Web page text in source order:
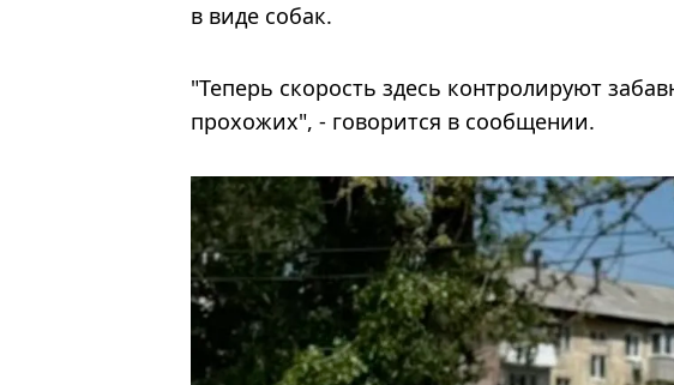
в виде собак.
"Теперь скорость здесь контролируют
прохожих", - говорится в сообщении.